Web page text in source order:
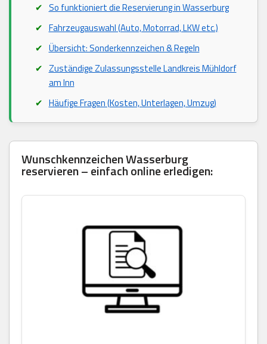
So funktioniert die Reservierung in Wasserburg
Fahrzeugauswahl (Auto, Motorrad, LKW etc.)
Übersicht: Sonderkennzeichen & Regeln
Zuständige Zulassungsstelle Landkreis Mühldorf
am Inn
Häufige Fragen (Kosten, Unterlagen, Umzug)
Wunschkennzeichen Wasserburg
reservieren – einfach online erledigen: